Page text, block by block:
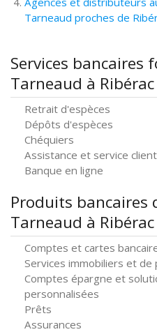
Tarneaud proches de
Services bancaires
Tarneaud à Ribérac
Retrait d'espèces
Dépôts d'espèces
Chéquiers
Assistance et service
Banque en ligne
Produits bancaires
Tarneaud à Ribérac
Comptes et cartes
Services immobiliers et de
Comptes épargne et
personnalisées
Prêts
Assurances